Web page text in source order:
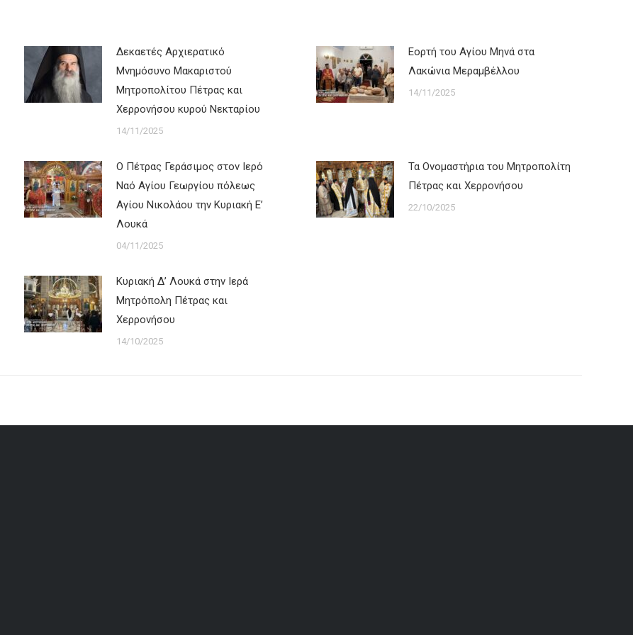
Δεκαετές Αρχιερατικό
Μνημόσυνο Μακαριστού
Μητροπολίτου Πέτρας και
Χερρονήσου κυρού Νεκταρίου
14/11/2025
Εορτή του Αγίου Μηνά στα
Λακώνια Μεραμβέλλου
14/11/2025
Ο Πέτρας Γεράσιμος στον Ιερό
Ναό Αγίου Γεωργίου πόλεως
Αγίου Νικολάου την Κυριακή Ε’
Λουκά
04/11/2025
Τα Ονομαστήρια του Μητροπολίτη
Πέτρας και Χερρονήσου
22/10/2025
Κυριακή Δ’ Λουκά στην Ιερά
Μητρόπολη Πέτρας και
Χερρονήσου
14/10/2025